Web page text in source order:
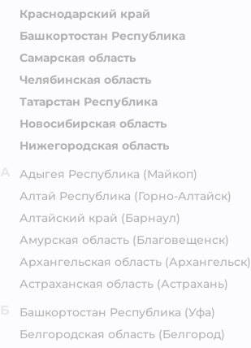
Краснодарский край
Башкортостан Республика
Самарская область
Челябинская область
Татарстан Республика
Новосибирская область
Нижегородская область
Адыгея Республика (Майкоп)
Алтай Республика (Горно-Алтайск)
Алтайский край (Барнаул)
Амурская область (Благовещенск)
Архангельская область (Архангельск)
Астраханская область (Астрахань)
Башкортостан Республика (Уфа)
Белгородская область (Белгород)